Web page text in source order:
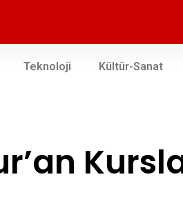
Teknoloji Kültür-Sanat